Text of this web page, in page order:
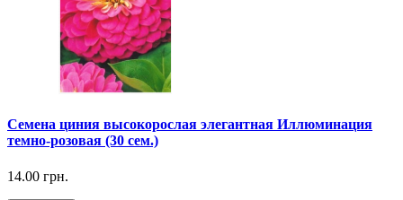
Семена циния высокорослая элегантная Иллюминация
темно-розовая (30 сем.)
14.00 грн.